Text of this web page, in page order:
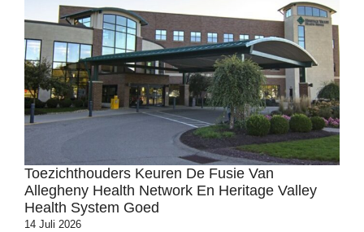
Toezichthouders Keuren De Fusie Van
Allegheny Health Network En Heritage Valley
Health System Goed
14 Juli 2026